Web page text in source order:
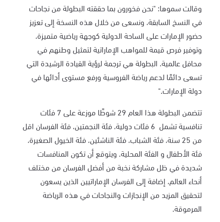
وقالت سموها: "نحن فخورون بما حققته البطولة من نجاحات
في النسخ السابقة، ونسعى من خلال هذه النسخة إلى تعزيز
حضور الإمارات على الساحة الدولية كوجهة رياضية متميزة،
وتوفير فرص قيمة للمواهب الإماراتية لتمثيل وطنهم في
محافل عالمية. البطولة هي ترجمة لرؤية القيادة الرشيدة التي
تسعى دائمًا لدعم رياضة الفروسية ورفع مستوى أدائها في
دولة الإمارات."
تتضمن البطولة هذا العام 29 شوطًا موزعة على 7 فئات
تنافسية تشمل 6 فئات دولية، فئة النجمتين، فئة الفرسان اقل
من 25 سنة، فئة الشباب، فئة الناشئين، فئة الخيول الصغيرة،
فئة الأطفال و الفئة المحلية. ويتوقع أن تكون المنافسات
شديدة في ظل مشاركة نخبة من أفضل الفرسان من مختلف
أنحاء العالم، إضافة إلى الفرسان الإماراتيين الذين يسعون
لتحقيق المزيد من الإنجازات والنجاحات في هذه الرياضة
المرموقة.